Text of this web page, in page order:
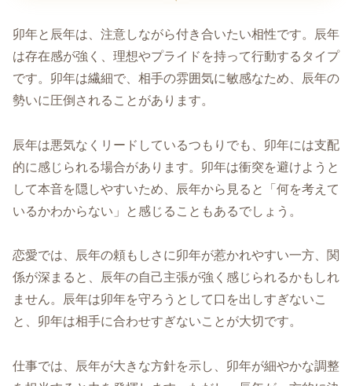
卯年と辰年は、注意しながら付き合いたい相性です。辰年
は存在感が強く、理想やプライドを持って行動するタイプ
です。卯年は繊細で、相手の雰囲気に敏感なため、辰年の
勢いに圧倒されることがあります。
辰年は悪気なくリードしているつもりでも、卯年には支配
的に感じられる場合があります。卯年は衝突を避けようと
して本音を隠しやすいため、辰年から見ると「何を考えて
いるかわからない」と感じることもあるでしょう。
恋愛では、辰年の頼もしさに卯年が惹かれやすい一方、関
係が深まると、辰年の自己主張が強く感じられるかもしれ
ません。辰年は卯年を守ろうとして口を出しすぎないこ
と、卯年は相手に合わせすぎないことが大切です。
仕事では、辰年が大きな方針を示し、卯年が細やかな調整